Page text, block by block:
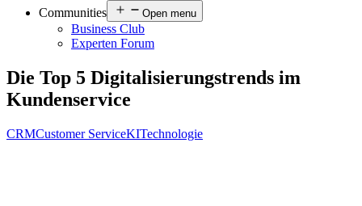
Communities
Open menu
Business Club
Experten Forum
Die Top 5 Digitalisierungstrends im
Kundenservice
CRMCustomer ServiceKITechnologie